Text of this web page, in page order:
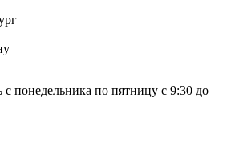
с понедельника по пятницу с 9:30 до